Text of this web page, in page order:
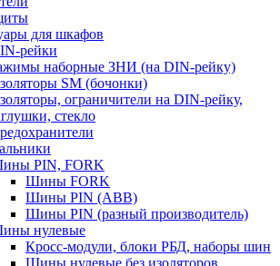
для шкафов
рейки
наборные ЗНИ (на DIN-рейку)
SM (бочонки)
ограничители на DIN-рейку,
стекло
PIN, FORK
Шины FORK
Шины PIN (АВВ)
Шины PIN (разный производитель)
нулевые
Кросс-модули, блоки РБД, наборы шин
Шины нулевые без изоляторов